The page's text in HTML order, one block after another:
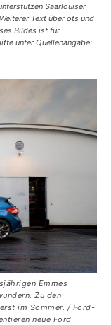
Saarlouiser
Text über ots und
Bildes ist für
unter Quellenangabe:
Emmes
Zu den
im Sommer. / Ford-
neue Ford